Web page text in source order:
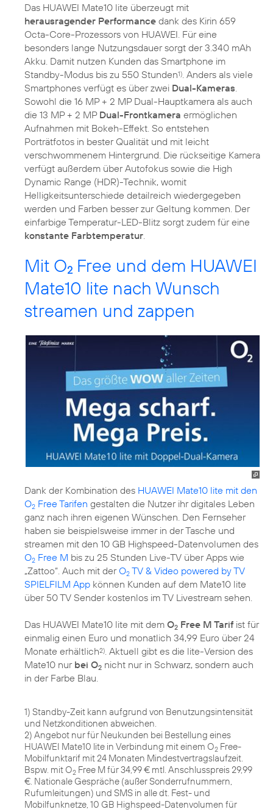
Das HUAWEI Mate10 lite überzeugt mit
herausragender Performance dank des Kirin 659
Octa-Core-Prozessors von HUAWEI. Für eine
besonders lange Nutzungsdauer sorgt der 3.340 mAh
Akku. Damit nutzen Kunden das Smartphone im
Standby-Modus bis zu 550 Stunden1) . Anders als viele
Smartphones verfügt es über zwei Dual-Kameras
Sowohl die 16 MP + 2 MP Dual-Hauptkamera als auch
die 13 MP + 2 MP Dual-Frontkamera ermöglichen
Aufnahmen mit Bokeh-Effekt. So entstehen
Porträtfotos in bester Qualität und mit leicht
verschwommenem Hintergrund. Die rückseitige Kamera
verfügt außerdem über Autofokus sowie die High
Dynamic Range (HDR)-Technik, womit
Helligkeitsunterschiede detailreich wiedergegeben
werden und Farben besser zur Geltung kommen. Der
einfarbige Temperatur-LED-Blitz sorgt zudem für eine
konstante Farbtemperatur
Mit O2 Free und dem HUAWEI
Mate10 lite nach Wunsch
streamen und zappen
Dank der Kombination des HUAWEI Mate10 lite mit den
O2 Free Tarifen gestalten die Nutzer ihr digitales Leben
ganz nach ihren eigenen Wünschen. Den Fernseher
haben sie beispielsweise immer in der Tasche und
streamen mit den 10 GB Highspeed-Datenvolumen des
O2 Free M bis zu 25 Stunden Live-TV über Apps wie
„Zattoo“. Auch mit derO2 TV & Video powered by TV
SPIELFILM App können Kunden auf dem Mate10 lite
über 50 TV Sender kostenlos im TV Livestream sehen.
Das HUAWEI Mate10 lite mit dem O2 Free M Tarif ist für
einmalig einen Euro und monatlich 34,99 Euro über 24
Monate erhältlich2). Aktuell gibt es die lite-Version des
Mate10 nur bei O2 nicht nur in Schwarz, sondern auch
in der Farbe Blau.
1) Standby-Zeit kann aufgrund von Benutzungsintensität
und Netzkonditionen abweichen.
2) Angebot nur für Neukunden bei Bestellung eines
HUAWEI Mate10 lite in Verbindung mit einem O2 Free-
Mobilfunktarif mit 24 Monaten Mindestvertragslaufzeit.
Bspw. mit O2 Free M für 34,99 € mtl. Anschlusspreis 29,99
€. Nationale Gespräche (außer Sonderrufnummern,
Rufumleitungen) und SMS in alle dt. Fest- und
Mobilfunknetze, 10 GB Highspeed-Datenvolumen für